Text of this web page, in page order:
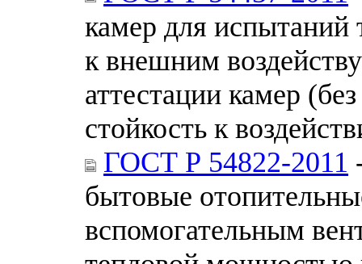
камер для испытаний
к внешним
аттестации камер
стойкость к
ГОСТ Р 54822-2011
бытовые
вспомогательным